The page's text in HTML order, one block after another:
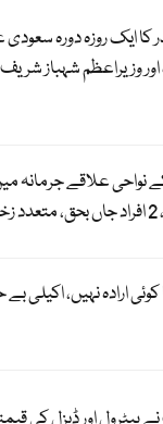
ایک روزہ دورہ
وزیراعظم شہباز
نواحی علاقے جرمانہ
ارادہ نہیں، اکیلی